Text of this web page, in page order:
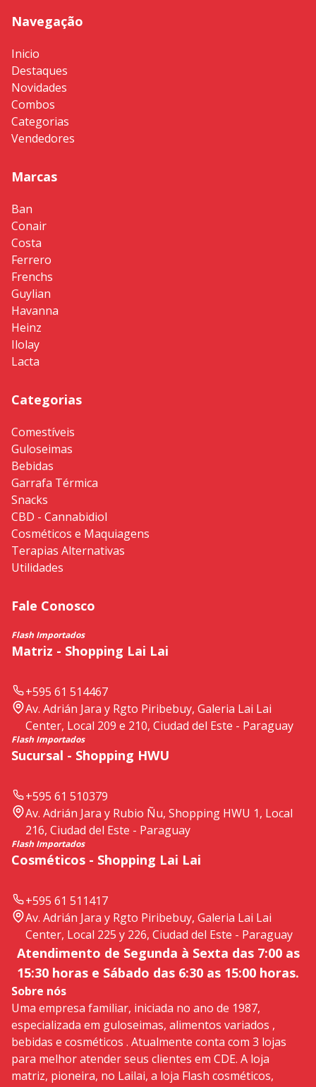
Navegação
Inicio
Destaques
Novidades
Combos
Categorias
Vendedores
Marcas
Ban
Conair
Costa
Ferrero
Frenchs
Guylian
Havanna
Heinz
Ilolay
Lacta
Categorias
Comestíveis
Guloseimas
Bebidas
Garrafa Térmica
Snacks
CBD - Cannabidiol
Cosméticos e Maquiagens
Terapias Alternativas
Utilidades
Fale Conosco
Flash Importados
Matriz - Shopping Lai Lai
+595 61 514467
Av. Adrián Jara y Rgto Piribebuy, Galeria Lai Lai
Center, Local 209 e 210, Ciudad del Este - Paraguay
Flash Importados
Sucursal - Shopping HWU
+595 61 510379
Av. Adrián Jara y Rubio Ñu, Shopping HWU 1, Local
216, Ciudad del Este - Paraguay
Flash Importados
Cosméticos - Shopping Lai Lai
+595 61 511417
Av. Adrián Jara y Rgto Piribebuy, Galeria Lai Lai
Center, Local 225 y 226, Ciudad del Este - Paraguay
Atendimento de Segunda à Sexta das 7:00 as
15:30 horas e Sábado das 6:30 as 15:00 horas.
Sobre nós
Uma empresa familiar, iniciada no ano de 1987,
especializada em guloseimas, alimentos variados ,
bebidas e cosméticos . Atualmente conta com 3 lojas
para melhor atender seus clientes em CDE. A loja
matriz, pioneira, no Lailai, a loja Flash cosméticos,